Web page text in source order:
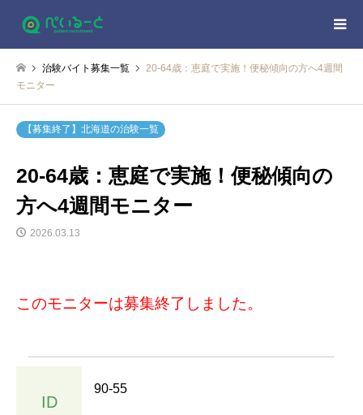
治験バイト募集一覧
20-64歳：恵庭で実施！便秘傾向の方へ4週間
モニター
【募集終了】北海道の治験一覧
20-64歳：恵庭で実施！便秘傾向の
方へ4週間モニター
2026.03.13
このモニターは募集終了しました。
ID
90-55